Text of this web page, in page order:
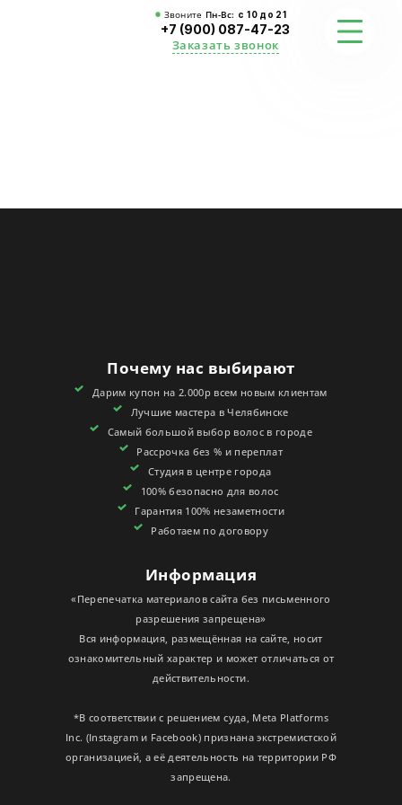
Звоните Пн-Вс: с 10 до 21
+7 (900) 087-47-23
Заказать звонок
КОНТАКТЫ
СЕРТИФИКАТЫ
Почему нас выбирают
Дарим купон на 2.000р всем новым клиентам
Лучшие мастера в Челябинске
Самый большой выбор волос в городе
Рассрочка без % и переплат
Студия в центре города
100% безопасно для волос
Гарантия 100% незаметности
Работаем по договору
Информация
«Перепечатка материалов сайта без письменного
разрешения запрещена»
Вся информация, размещённая на сайте, носит
ознакомительный характер и может отличаться от
действительности.
*В соответствии с решением суда, Meta Platforms
Inc. (Instagram и Facebook) признана экстремистской
организацией, а её деятельность на территории РФ
запрещена.